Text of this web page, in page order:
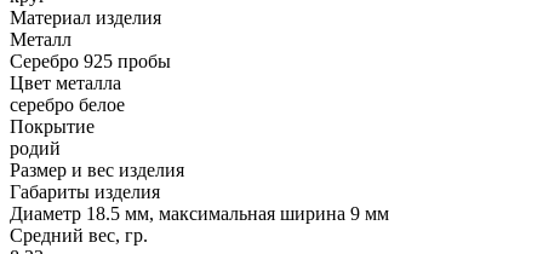
Материал изделия
Металл
Серебро 925 пробы
Цвет металла
серебро белое
Покрытие
родий
Размер и вес изделия
Габариты изделия
Диаметр 18.5 мм, максимальная ширина 9 мм
Средний вес, гр.